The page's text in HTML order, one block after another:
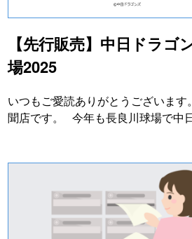
【先行販売】中日ドラゴ
場2025
いつもご愛読ありがとうございま
聞店です。 今年も長良川球場で中